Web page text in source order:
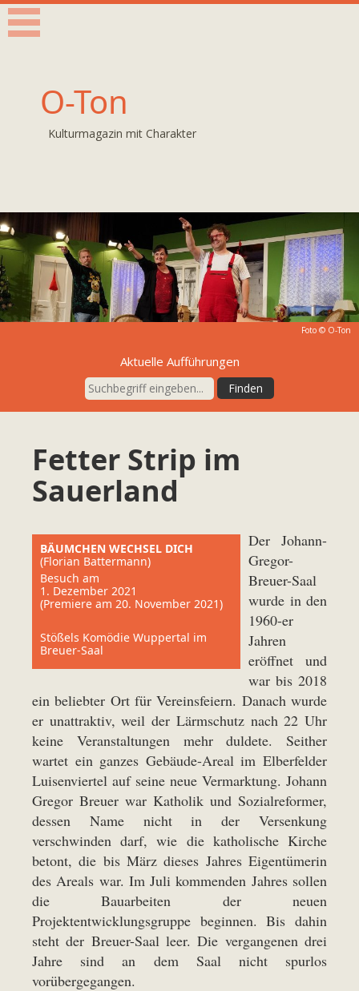
O-Ton
Kulturmagazin mit Charakter
Foto © O-Ton
Aktuelle Aufführungen
Fetter Strip im
Sauerland
BÄUMCHEN WECHSEL DICH
(Florian Battermann)
Besuch am
1. Dezember 2021
(Premiere am 20. November 2021)
Stößels Komödie Wuppertal im
Breuer-Saal
Der Johann-
Gregor-
Breuer-Saal
wurde in den
1960-er
Jahren
eröffnet und
war bis 2018
ein beliebter Ort für Vereinsfeiern. Danach wurde
er unattraktiv, weil der Lärmschutz nach 22 Uhr
keine Veranstaltungen mehr duldete. Seither
wartet ein ganzes Gebäude-Areal im Elberfelder
Luisenviertel auf seine neue Vermarktung. Johann
Gregor Breuer war Katholik und Sozialreformer,
dessen Name nicht in der Versenkung
verschwinden darf, wie die katholische Kirche
betont, die bis März dieses Jahres Eigentümerin
des Areals war. Im Juli kommenden Jahres sollen
die Bauarbeiten der neuen
Projektentwicklungsgruppe beginnen. Bis dahin
steht der Breuer-Saal leer. Die vergangenen drei
Jahre sind an dem Saal nicht spurlos
vorübergegangen.